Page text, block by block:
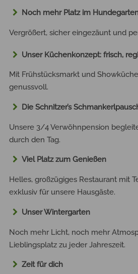
Noch mehr Platz im
Vergrößert, sicher eingezäunt und
Unser Küchenkonzept: frisch,
Mit Frühstücksmarkt und
genussvoll.
Die Schnitzer’s
Unsere 3/4 Verwöhnpension
durch den Tag.
Viel Platz zum Genießen
Helles, großzügiges Restaurant mit
exklusiv für unsere Hausgäste.
Unser Wintergarten
Noch mehr Licht, noch mehr
Lieblingsplatz zu jeder Jahreszeit.
Zeit für dich